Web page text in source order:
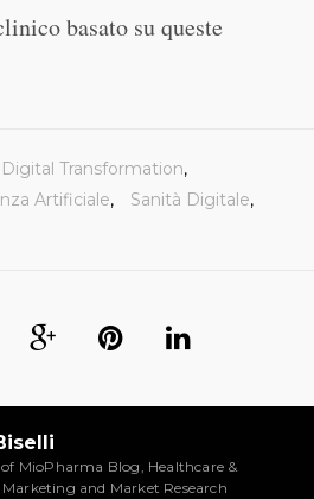
basato su queste
Digital Transformation,
Artificiale, Sanità Digitale,
MioPharma Blog, Healthcare &
and Market Research